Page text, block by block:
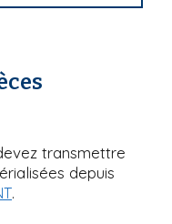
transmettre
depuis
.